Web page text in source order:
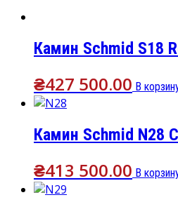
Камин Schmid S18
₴427 500.00 В
Камин Schmid N28
₴413 500.00 В